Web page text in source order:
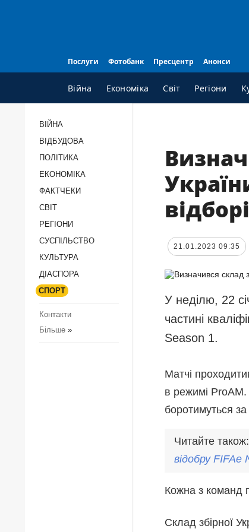
Послуги Фотобанк Пресцентр Анонси
Війна Економіка Світ Регіони
Фактчеки
ВІЙНА
ВІДБУДОВА
ПОЛІТИКА
ЕКОНОМІКА
ФАКТЧЕКИ
СВІТ
РЕГІОНИ
СУCПІЛЬCТВО
КУЛЬТУРА
ДІАCПОРА
СПОРТ
Контакти
Більше»
21.01.2023 09:35
У неділю, 22
частині
Season 1.
Матчі
в режимі ProAM.
боротимуться
Читайте також:
відобру FIFAe
Кожна з команд
Склад збірної